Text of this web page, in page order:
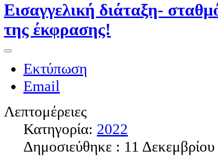
Εισαγγελική διάταξη-
της έκφρασης!
Εκτύπωση
Email
Λεπτομέρειες
Κατηγορία: 2022
Δημοσιεύθηκε : 11